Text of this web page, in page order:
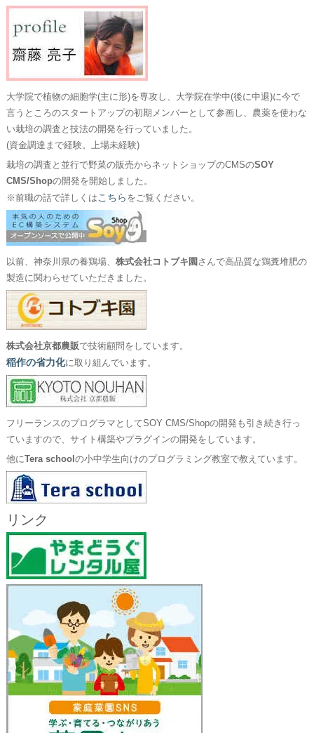
大学院で植物の細胞学(主に形)を専攻し、大学院在学中(後に中退)に今で
言うところのスタートアップの初期メンバーとして参画し、農薬を使わな
い栽培の調査と技法の開発を行っていました。
(資金調達まで経験。上場未経験)
栽培の調査と並行で野菜の販売からネットショップのCMSのSOY
CMS/Shopの開発を開始しました。
※前職の話で詳しくは こちら をご覧ください。
以前、神奈川県の養鶏場、 株式会社コトブキ園 さんで高品質な鶏糞堆肥の
製造に関わらせていただきました。
株式会社京都農販で技術顧問をしています。
稲作の省力化に取り組んでいます。
フリーランスのプログラマとしてSOY CMS/Shopの開発も引き続き行っ
ていますので、サイト構築やプラグインの開発をしています。
他にTera school の小中学生向けのプログラミング教室で教えています。
リンク